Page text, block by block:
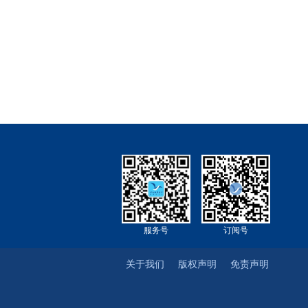
订阅号
服务号
免责声明
版权声明
关于我们